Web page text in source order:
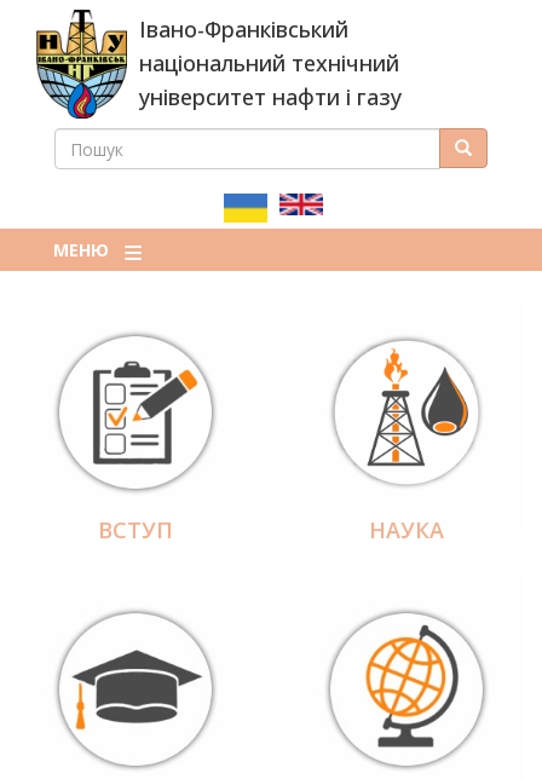
основного
вмісту
Івано-Франківський
національний технічний
університет нафти і газу
ПОШУКОВА
ПОШУК Пошук
МЕНЮ
ВСТУП НАУКА